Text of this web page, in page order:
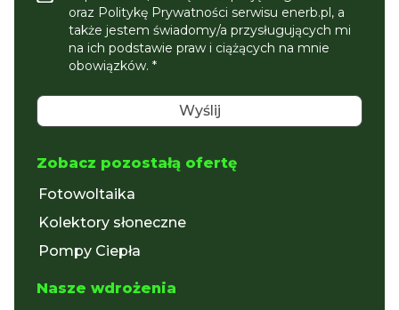
oraz Politykę Prywatności serwisu enerb.pl, a
także jestem świadomy/a przysługujących mi
na ich podstawie praw i ciążących na mnie
obowiązków. *
Zobacz pozostałą ofertę
Fotowoltaika
Kolektory słoneczne
Pompy Ciepła
Nasze wdrożenia